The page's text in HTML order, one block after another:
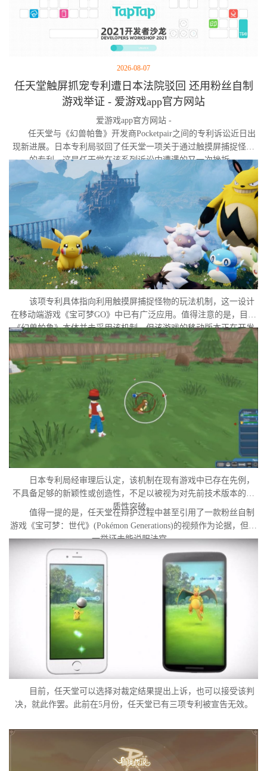
2026-08-07
任天堂触屏抓宠专利遭日本法院驳回 还用粉丝自制
游戏举证 - 爱游戏app官方网站
爱游戏app官方网站 -
任天堂与《幻兽帕鲁》开发商Pocketpair之间的专利诉讼近日出
现新进展。日本专利局驳回了任天堂一项关于通过触摸屏捕捉怪物
的专利，这是任天堂在该系列诉讼中遭遇的又一次挫折。
该项专利具体指向利用触摸屏捕捉怪物的玩法机制，这一设计
在移动端游戏《宝可梦GO》中已有广泛应用。值得注意的是，目前
《幻兽帕鲁》本体并未采用该机制，但该游戏的移动版本正在开发
中。外界普遍认为，这很可能是任天堂在当前时间点针对此项专利
发起诉讼的直接原因。
日本专利局经审理后认定，该机制在现有游戏中已存在先例，
不具备足够的新颖性或创造性，不足以被视为对先前技术版本的实
质性突破。
值得一提的是，任天堂在辩护过程中甚至引用了一款粉丝自制
游戏《宝可梦：世代》(Pokémon Generations)的视频作为论据，但这
一举证未能说服法官。
目前，任天堂可以选择对裁定结果提出上诉，也可以接受该判
决，就此作罢。此前在5月份，任天堂已有三项专利被宣告无效。